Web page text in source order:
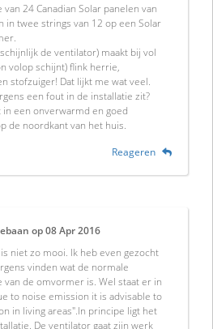
24 Canadian Solar panelen van
in twee strings van 12 op een Solar
de ventilator) maakt bij vol
volop schijnt) flink herrie,
stofzuiger! Dat lijkt me wat veel.
een fout in de installatie zit?
een onverwarmd en goed
de noordkant van het huis.
Reageren
op08 Apr 2016
niet zo mooi. Ik heb even gezocht
vinden wat de normale
van de omvormer is. Wel staat er in
to noise emission it is advisable to
in living areas".In principe ligt het
De ventilator gaat zijn werk